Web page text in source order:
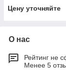
Цену уточняйте
О нас
Рейтинг не
Менее 5